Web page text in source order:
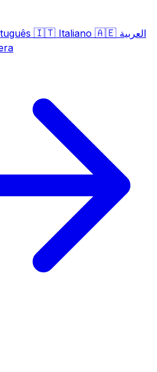
🇮🇹 Italiano 🇦🇪 العربية